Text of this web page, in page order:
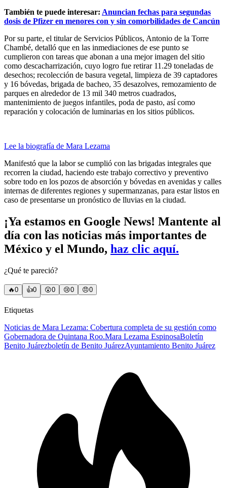
También te puede interesar: Anuncian fechas para segundas
dosis de Pfizer en menores con y sin comorbilidades de Cancún
Por su parte, el titular de Servicios Públicos, Antonio de la Torre
Chambé, detalló que en las inmediaciones de ese punto se
cumplieron con tareas que abonan a una mejor imagen del sitio
como descacharrización, cuyo logro fue retirar 11.29 toneladas de
desechos; recolección de basura vegetal, limpieza de 39 captadores
y 16 bóvedas, brigada de bacheo, 35 desazolves, remozamiento de
parques en alrededor de 13 mil 340 metros cuadrados,
mantenimiento de juegos infantiles, poda de pasto, así como
reparación y colocación de luminarias en los sitios públicos.
Lee la biografía de Mara Lezama
Manifestó que la labor se cumplió con las brigadas integrales que
recorren la ciudad, haciendo este trabajo correctivo y preventivo
sobre todo en los pozos de absorción y bóvedas en avenidas y calles
internas de diferentes regiones y supermanzanas, para estar listos en
caso de presentarse un pronóstico de lluvias en la ciudad.
¡Ya estamos en Google News! Mantente al
día con las noticias más importantes de
México y el Mundo, haz clic aquí.
¿Qué te pareció?
🔥0 👍0 😲0 😢0 😠0
Etiquetas
Noticias de Mara Lezama: Cobertura completa de su gestión como
Gobernadora de Quintana Roo.Mara Lezama EspinosaBoletín
Benito Juárezboletín de Benito JuárezAyuntamiento Benito Juárez